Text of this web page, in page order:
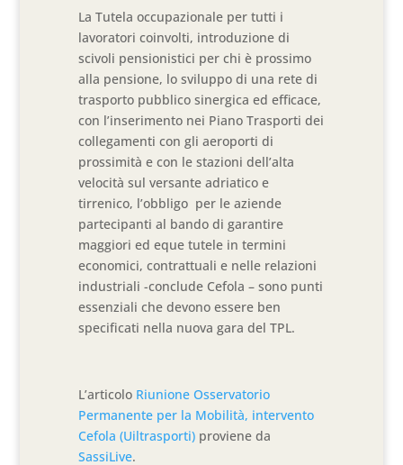
La Tutela occupazionale per tutti i
lavoratori coinvolti, introduzione di
scivoli pensionistici per chi è prossimo
alla pensione, lo sviluppo di una rete di
trasporto pubblico sinergica ed efficace,
con l’inserimento nei Piano Trasporti dei
collegamenti con gli aeroporti di
prossimità e con le stazioni dell’alta
velocità sul versante adriatico e
tirrenico, l’obbligo per le aziende
partecipanti al bando di garantire
maggiori ed eque tutele in termini
economici, contrattuali e nelle relazioni
industriali -conclude Cefola – sono punti
essenziali che devono essere ben
specificati nella nuova gara del TPL.
L’articolo Riunione Osservatorio
Permanente per la Mobilità, intervento
Cefola (Uiltrasporti) proviene da
SassiLive.